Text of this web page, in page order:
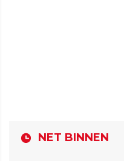
NET BINNEN